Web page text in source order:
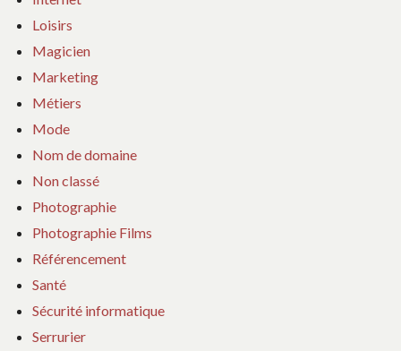
Loisirs
Magicien
Marketing
Métiers
Mode
Nom de domaine
Non classé
Photographie
Photographie Films
Référencement
Santé
Sécurité informatique
Serrurier